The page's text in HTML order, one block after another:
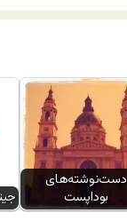
جیتکس
دست‌نوشته‌های
بوداپست